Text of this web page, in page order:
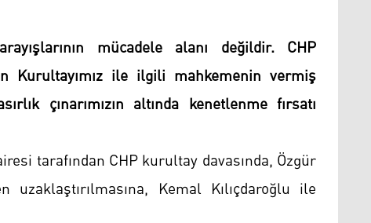
mücadele alanı değildir. CHP
Kurultayımız ile ilgili mahkemenin vermiş
çınarımızın altında kenetlenme fırsatı
tarafından CHP kurultay davasında, Özgür
Kemal Kılıçdaroğlu ile